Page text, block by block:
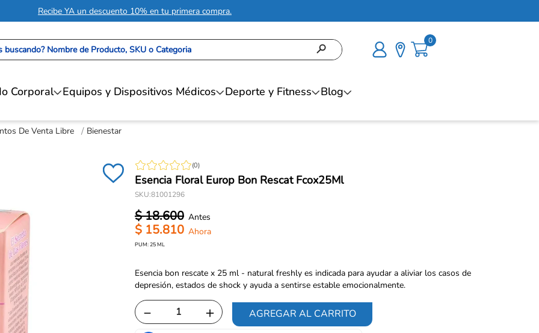
Recibe YA un descuento 10% en tu primera compra.
Nombre de Producto, SKU o Categoria 0
Corporal Equipos y Dispositivos Médicos Deporte y Fitness Blog
De Venta Libre Bienestar
(0)
Esencia Floral Europ Bon Rescat Fcox25Ml
SKU:81001296
$18.600
$ 15.810
PUM:25ML
Esencia bon rescate x 25 ml - natural freshly es indicada para ayudar a aliviar los casos de
depresión, estados de shock y ayuda a sentirse estable emocionalmente.
＋
－ AGREGAR AL CARRITO